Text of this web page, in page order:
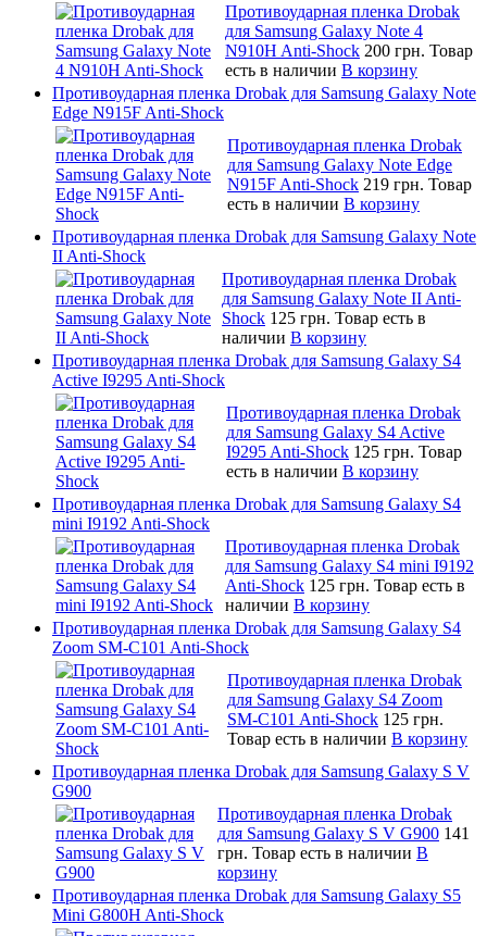
Противоударная пленка Drobak
для Samsung Galaxy Note 4
N910H Anti-Shock 200 грн. Товар
есть в наличии В корзину
Противоударная пленка Drobak для Samsung Galaxy Note
Edge N915F Anti-Shock
Противоударная пленка Drobak
для Samsung Galaxy Note Edge
N915F Anti-Shock 219 грн. Товар
есть в наличии В корзину
Противоударная пленка Drobak для Samsung Galaxy Note
II Anti-Shock
Противоударная пленка Drobak
для Samsung Galaxy Note II Anti-
Shock 125 грн. Товар есть в
наличии В корзину
Противоударная пленка Drobak для Samsung Galaxy S4
Active I9295 Anti-Shock
Противоударная пленка Drobak
для Samsung Galaxy S4 Active
I9295 Anti-Shock 125 грн. Товар
есть в наличии В корзину
Противоударная пленка Drobak для Samsung Galaxy S4
mini I9192 Anti-Shock
Противоударная пленка Drobak
для Samsung Galaxy S4 mini I9192
Anti-Shock 125 грн. Товар есть в
наличии В корзину
Противоударная пленка Drobak для Samsung Galaxy S4
Zoom SM-C101 Anti-Shock
Противоударная пленка Drobak
для Samsung Galaxy S4 Zoom
SM-C101 Anti-Shock 125 грн.
Товар есть в наличии В корзину
Противоударная пленка Drobak для Samsung Galaxy S V
G900
Противоударная пленка Drobak
для Samsung Galaxy S V G900 141
грн. Товар есть в наличии В
корзину
Противоударная пленка Drobak для Samsung Galaxy S5
Mini G800H Anti-Shock